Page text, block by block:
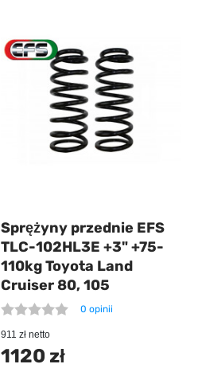
Sprężyny przednie EFS
TLC-102HL3E +3" +75-
110kg Toyota Land
Cruiser 80, 105
0 opinii
911 zł netto
1120 zł